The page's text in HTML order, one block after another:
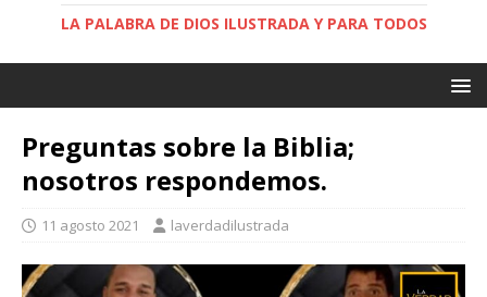
LA PALABRA DE DIOS ILUSTRADA Y PARA TODOS
Preguntas sobre la Biblia;
nosotros respondemos.
11 agosto 2021 laverdadilustrada